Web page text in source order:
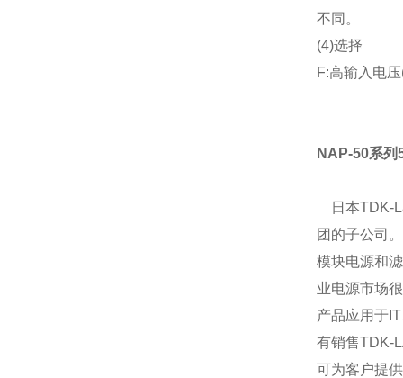
不同。
(4)选择
F:高输入电压
NAP-50系
日本TDK-
团的子公司
模块电源和
业电源市场
产品应用于
有销售TDK-
可为客户提